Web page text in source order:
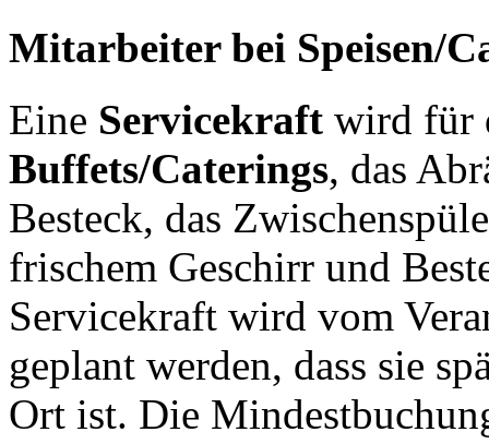
Mitarbeiter bei Speisen/
Eine Servicekraft wird für
Buffets/Caterings, das
Besteck, das
frischem Geschirr und
Servicekraft wird vom
geplant werden, dass sie
Ort ist. Die